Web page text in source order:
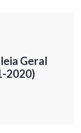
Geral
2020)